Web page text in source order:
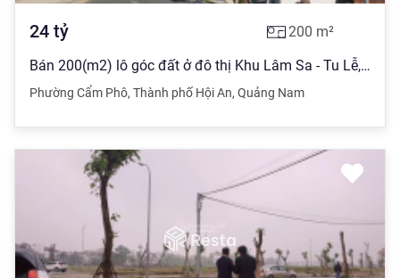
24 tỷ 200 m²
Bán 200(m2) lô góc đất ở đô thị Khu Lâm Sa - Tu Lễ, Cẩm Phô, Hội An
Phường Cẩm Phô, Thành phố Hội An, Quảng Nam